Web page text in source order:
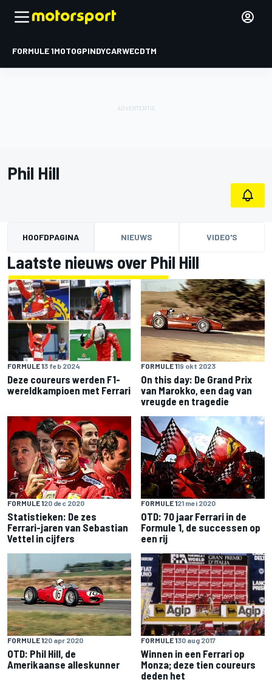
FORMULE 1MOTOGPINDYCARWECDTM
Phil Hill
HOOFDPAGINA NIEUWS VIDEO'S
Laatste nieuws over Phil Hill
FORMULE 13 feb 2024
Deze coureurs werden F1-
wereldkampioen met Ferrari
FORMULE 119 okt 2023
On this day: De Grand Prix
van Marokko, een dag van
vreugde en tragedie
FORMULE 120 dec 2020
Statistieken: De zes
Ferrari-jaren van Sebastian
Vettel in cijfers
FORMULE 121 mei 2020
OTD: 70 jaar Ferrari in de
Formule 1, de successen op
een rij
FORMULE 120 apr 2020
OTD: Phil Hill, de
Amerikaanse alleskunner
FORMULE 130 aug 2017
Winnen in een Ferrari op
Monza; deze tien coureurs
deden het